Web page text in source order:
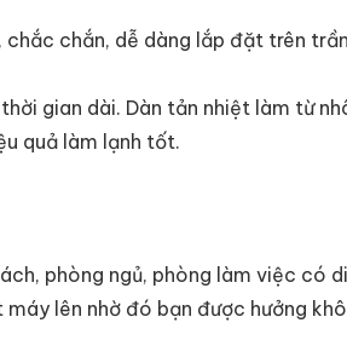
chắn, dễ dàng lắp đặt trên
gian dài. Dàn tản nhiệt làm từ
quả làm lạnh tốt.
phòng ngủ, phòng làm việc có
lên nhờ đó bạn được hưởng